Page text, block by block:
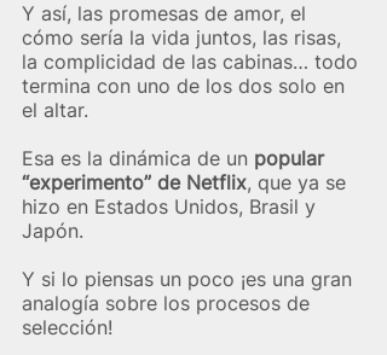
Y así, las promesas de amor, el
cómo sería la vida juntos, las risas,
la complicidad de las cabinas… todo
termina con uno de los dos solo en
el altar.
Esa es la dinámica de un popular
“experimento” de Netflix, que ya se
hizo en Estados Unidos, Brasil y
Japón.
Y si lo piensas un poco ¡es una gran
analogía sobre los procesos de
selección!